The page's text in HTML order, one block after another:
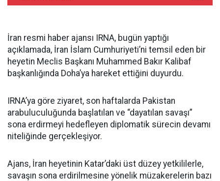
İran resmi haber ajansı IRNA, bugün yaptığı
açıklamada, İran İslam Cumhuriyeti’ni temsil eden bir
heyetin Meclis Başkanı Muhammed Bakır Kalibaf
başkanlığında Doha’ya hareket ettiğini duyurdu.
IRNA’ya göre ziyaret, son haftalarda Pakistan
arabuluculuğunda başlatılan ve “dayatılan savaşı”
sona erdirmeyi hedefleyen diplomatik sürecin devamı
niteliğinde gerçekleşiyor.
Ajans, İran heyetinin Katar’daki üst düzey yetkililerle,
savaşın sona erdirilmesine yönelik müzakerelerin bazı